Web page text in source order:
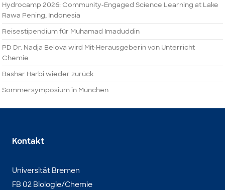
Hydrocamp 2026: Community-Engaged Science Learning at Lake
Rawa Pening, Indonesia
Reisestipendium für Muhamad Imaduddin
PD Dr. Nadja Belova wird Mit-Herausgeberin von Unterricht
Chemie
Bashar Harbi wieder zurück
Sommersymposium in München
Kontakt
Universität Bremen
FB 02 Biologie/Chemie